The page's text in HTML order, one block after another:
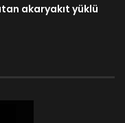
akaryakıt yüklü